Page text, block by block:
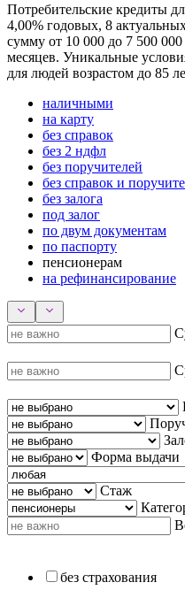
Потребительские кредиты
4,00% годовых, 8
сумму от 10 000 до 7 500
месяцев. Уникальные
для людей возрастом до 85
наличными
на карту
без справок
без 2 ндфл
без поручителей
без справок и
без залога
под залог
по двум документам
по паспорту
пенсионерам
на рефинансирование
Форма выдачи
Стаж
без страхования